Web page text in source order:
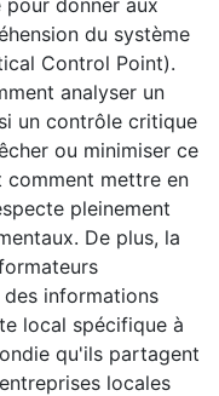
donner aux
du système
Control Point).
analyser un
un contrôle critique
ou minimiser ce
comment mettre en
pleinement
De plus, la
informations
local spécifique à
qu'ils partagent
locales